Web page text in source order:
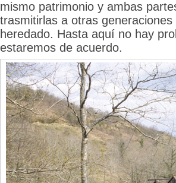
mismo patrimonio y ambas
trasmitirlas a otras
heredado. Hasta aquí no hay
estaremos de acuerdo.